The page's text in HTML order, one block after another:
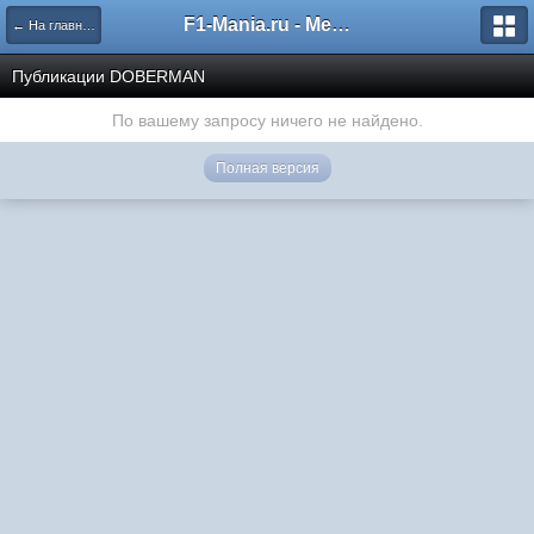
← На главную F1-Mania.ru - Международный чемпионат по симрейсингу
Публикации DOBERMAN
По вашему запросу ничего не найдено.
Полная версия